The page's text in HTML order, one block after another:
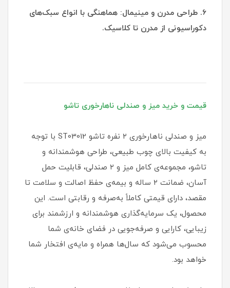
۶. طراحی مدرن و مینیمال: هماهنگی با انواع سبک‌های
دکوراسیونی از مدرن تا کلاسیک.
قیمت و خرید میز و صندلی ناهارخوری تاشو
میز و صندلی ناهارخوری ۲ نفره تاشو ST03012 با توجه
به کیفیت بالای چوب طبیعی، طراحی هوشمندانه و
تاشو، مجموعه‌ی کامل میز و ۲ صندلی، قابلیت حمل
آسان، ضمانت ۲ ساله و بیمه‌ی حفظ اصالت و سلامت تا
مقصد، دارای قیمتی کاملاً به‌صرفه و رقابتی است. این
محصول، یک سرمایه‌گذاری هوشمندانه و ارزشمند برای
زیبایی، کارایی و صرفه‌جویی در فضای خانه‌ی شما
محسوب می‌شود که سال‌ها همراه و مایه‌ی افتخار شما
خواهد بود.